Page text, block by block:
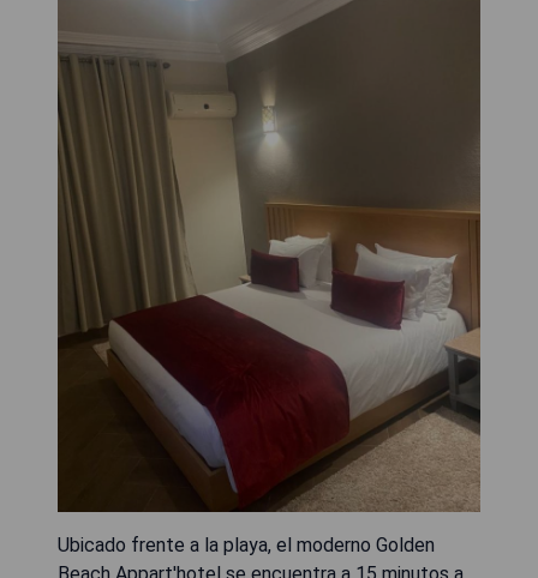
Ubicado frente a la playa, el moderno Golden